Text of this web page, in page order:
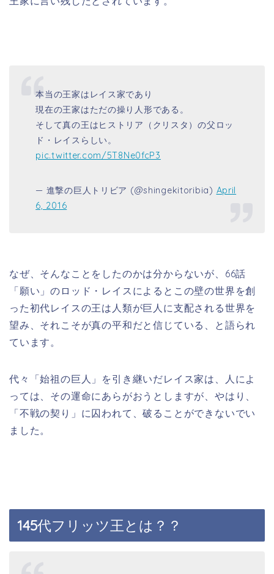
本当の王家はレイス家であり
現在の王家はただの操り人形である。
そして真の王はヒストリア（クリスタ）の父ロッ
ド・レイスらしい。
pic.twitter.com/5T8Ne0fcP3
— 進撃の巨人トリビア (@shingekitoribia) April
6, 2016
なぜ、そんなことをしたのかは分からないが、66話
「願い」のロッド・レイスによるとこの壁の世界を創
った初代レイスの王は人類が巨人に支配される世界を
望み、それこそが真の平和だと信じている、と語られ
ています。
代々「始祖の巨人」を引き継いだレイス家は、人によ
っては、その運命にあらがおうとしますが、やはり、
「不戦の契り」に囚われて、破ることができないでい
ました。
145代フリッツ王とは？？